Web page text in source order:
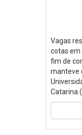
Vagas
cotas em
fim de
manteve
Catarina